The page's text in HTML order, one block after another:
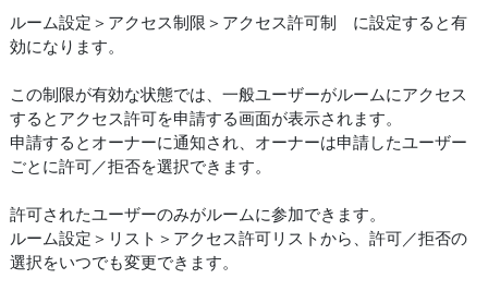
ルーム設定＞アクセス制限＞アクセス許可制 に設定すると有
効になります。
この制限が有効な状態では、一般ユーザーがルームにアクセス
するとアクセス許可を申請する画面が表示されます。
申請するとオーナーに通知され、オーナーは申請したユーザー
ごとに許可／拒否を選択できます。
許可されたユーザーのみがルームに参加できます。
ルーム設定＞リスト＞アクセス許可リストから、許可／拒否の
選択をいつでも変更できます。